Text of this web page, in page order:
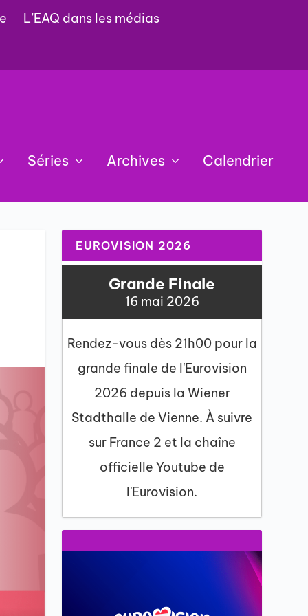
L’EAQ dans les médias
Séries Archives Calendrier
EUROVISION 2026
Grande Finale
16 mai 2026
Rendez-vous dès 21h00 pour la
grande finale de l'Eurovision
2026 depuis la Wiener
Stadthalle de Vienne. À suivre
sur France 2 et la chaîne
officielle Youtube de
l'Eurovision.